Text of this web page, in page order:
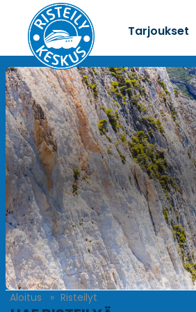
Tarjoukset
Aloitus Risteilyt